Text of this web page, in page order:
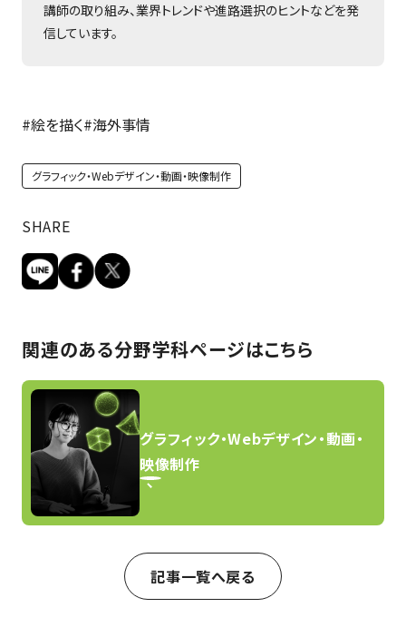
講師の取り組み、業界トレンドや進路選択のヒントなどを発
信しています。
#絵を描く#海外事情
グラフィック・Webデザイン・動画・映像制作
SHARE
関連のある分野学科ページはこちら
グラフィック・Webデザイン・動画・
映像制作
記事一覧へ戻る